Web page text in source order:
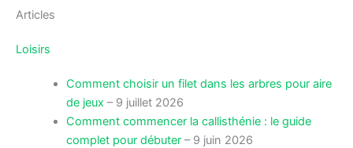
Articles
Loisirs
Comment choisir un filet dans les arbres pour aire
de jeux – 9 juillet 2026
Comment commencer la callisthénie : le guide
complet pour débuter– 9 juin 2026